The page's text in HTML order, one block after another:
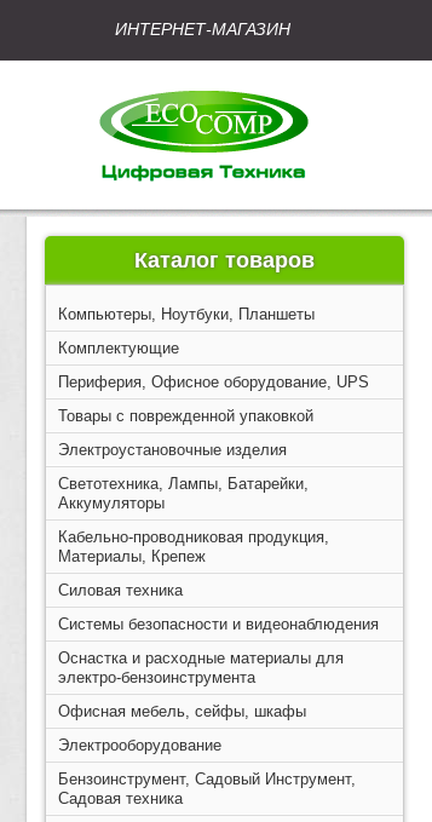
ИНТЕРНЕТ-МАГАЗИН
Каталог товаров
Компьютеры, Ноутбуки, Планшеты
Комплектующие
Периферия, Офисное оборудование, UPS
Товары с поврежденной упаковкой
Электроустановочные изделия
Светотехника, Лампы, Батарейки,
Аккумуляторы
Кабельно-проводниковая продукция,
Материалы, Крепеж
Силовая техника
Системы безопасности и видеонаблюдения
Оснастка и расходные материалы для
электро-бензоинструмента
Офисная мебель, сейфы, шкафы
Электрооборудование
Бензоинструмент, Садовый Инструмент,
Садовая техника